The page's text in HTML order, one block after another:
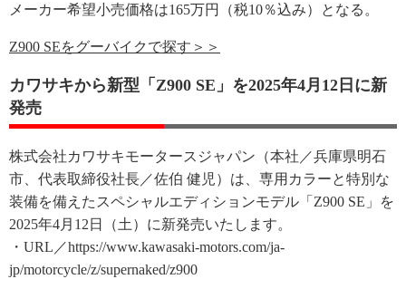
メーカー希望小売価格は165万円（税10％込み）となる。
Z900 SEをグーバイクで探す＞＞
カワサキから新型「Z900 SE」を2025年4月12日に新
発売
株式会社カワサキモータースジャパン（本社／兵庫県明石
市、代表取締役社長／佐伯 健児）は、専用カラーと特別な
装備を備えたスペシャルエディションモデル「Z900 SE」を
2025年4月12日（土）に新発売いたします。
・URL／https://www.kawasaki-motors.com/ja-
jp/motorcycle/z/supernaked/z900